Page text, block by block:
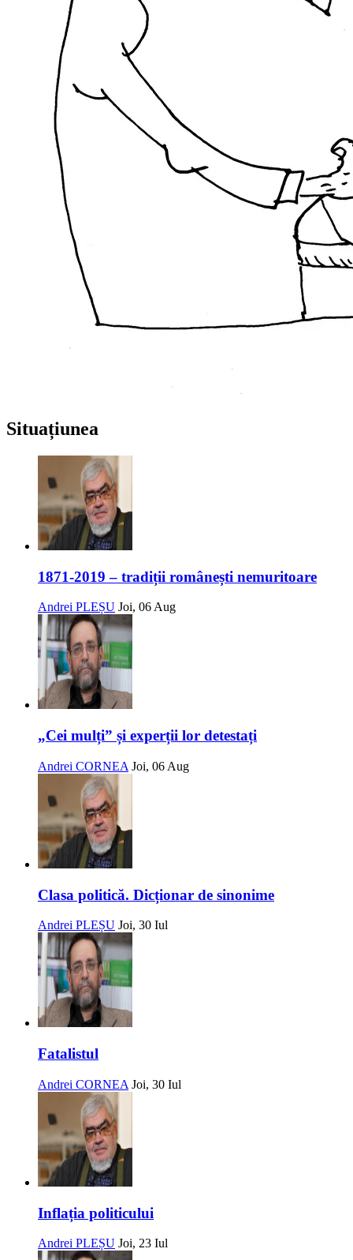
Situațiunea
1871-2019 – tradiții românești nemuritoare
Andrei PLEȘU Joi, 06 Aug
„Cei mulți” și experții lor detestați
Andrei CORNEA Joi, 06 Aug
Clasa politică. Dicționar de sinonime
Andrei PLEȘU Joi, 30 Iul
Fatalistul
Andrei CORNEA Joi, 30 Iul
Inflația politicului
Andrei PLEȘU Joi, 23 Iul